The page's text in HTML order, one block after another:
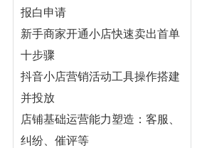
报白申请
新手商家开通小店快速卖出首单
十步骤
抖音小店营销活动工具操作搭建
并投放
店铺基础运营能力塑造：客服、
纠纷、催评等